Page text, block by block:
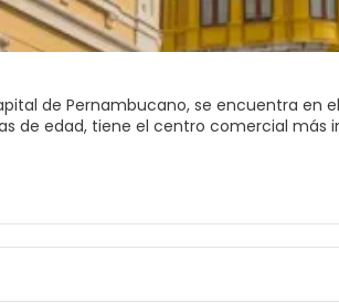
de Pernambucano, se encuentra en
de edad, tiene el centro comercial más
numerosos ríos y puentes que se
a playas increíbles y un casco antiguo interesante, que incluye la
casas coloniales y muchas iglesias